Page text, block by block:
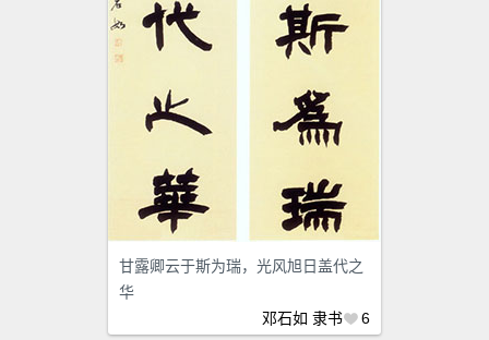
甘露卿云于斯为瑞，光风旭日盖代之
华
邓石如 隶书 6